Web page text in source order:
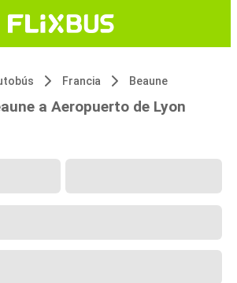
Francia Beaune
a Aeropuerto de Lyon